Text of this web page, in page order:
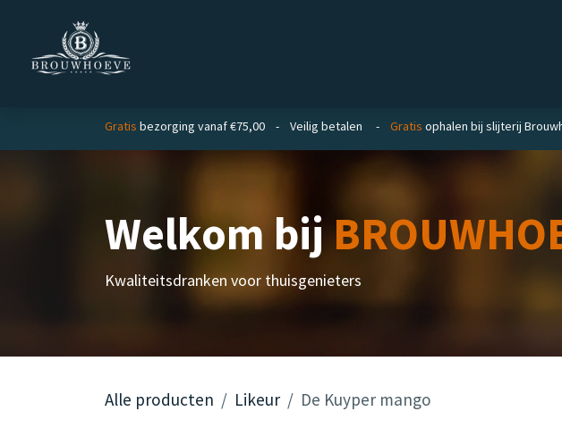
Gratis bezorging vanaf €75,00 - Veilig betalen - Gratis ophalen bij slijterij
Welkom bij
Kwaliteitsdranken voor thuisgenieters
Alle producten Likeur De Kuyper mango